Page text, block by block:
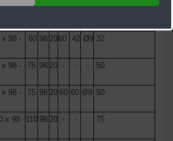
x 98 -
60 98 2060 42 Ø9 32
x 98 -
75 98 20 - - - 50
x 98 -
75 98 20 60 60 Ø9 50
x 98 -110 98 20 - - 75